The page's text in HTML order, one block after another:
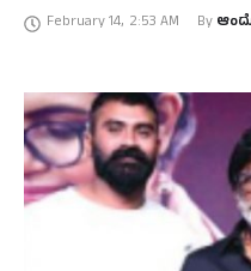
February 14, 2:53 AM By